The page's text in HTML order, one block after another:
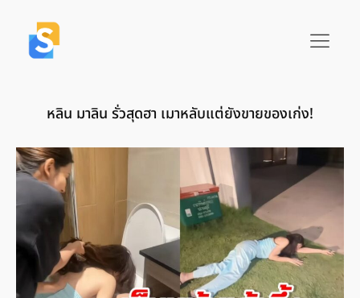
หลิน มาลิน รั่วสุดฮา เมาหลับแต่ยังขายของเก่ง!